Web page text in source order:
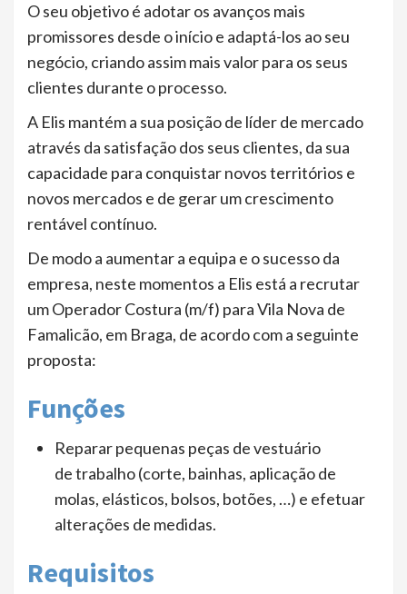
O seu objetivo é adotar os avanços mais
promissores desde o início e adaptá-los ao seu
negócio, criando assim mais valor para os seus
clientes durante o processo.
A Elis mantém a sua posição de líder de mercado
através da satisfação dos seus clientes, da sua
capacidade para conquistar novos territórios e
novos mercados e de gerar um crescimento
rentável contínuo.
De modo a aumentar a equipa e o sucesso da
empresa, neste momentos a Elis está a recrutar
um Operador Costura (m/f) para Vila Nova de
Famalicão, em Braga, de acordo com a seguinte
proposta:
Funções
Reparar pequenas peças de vestuário
de trabalho (corte, bainhas, aplicação de
molas, elásticos, bolsos, botões, …) e efetuar
alterações de medidas.
Requisitos